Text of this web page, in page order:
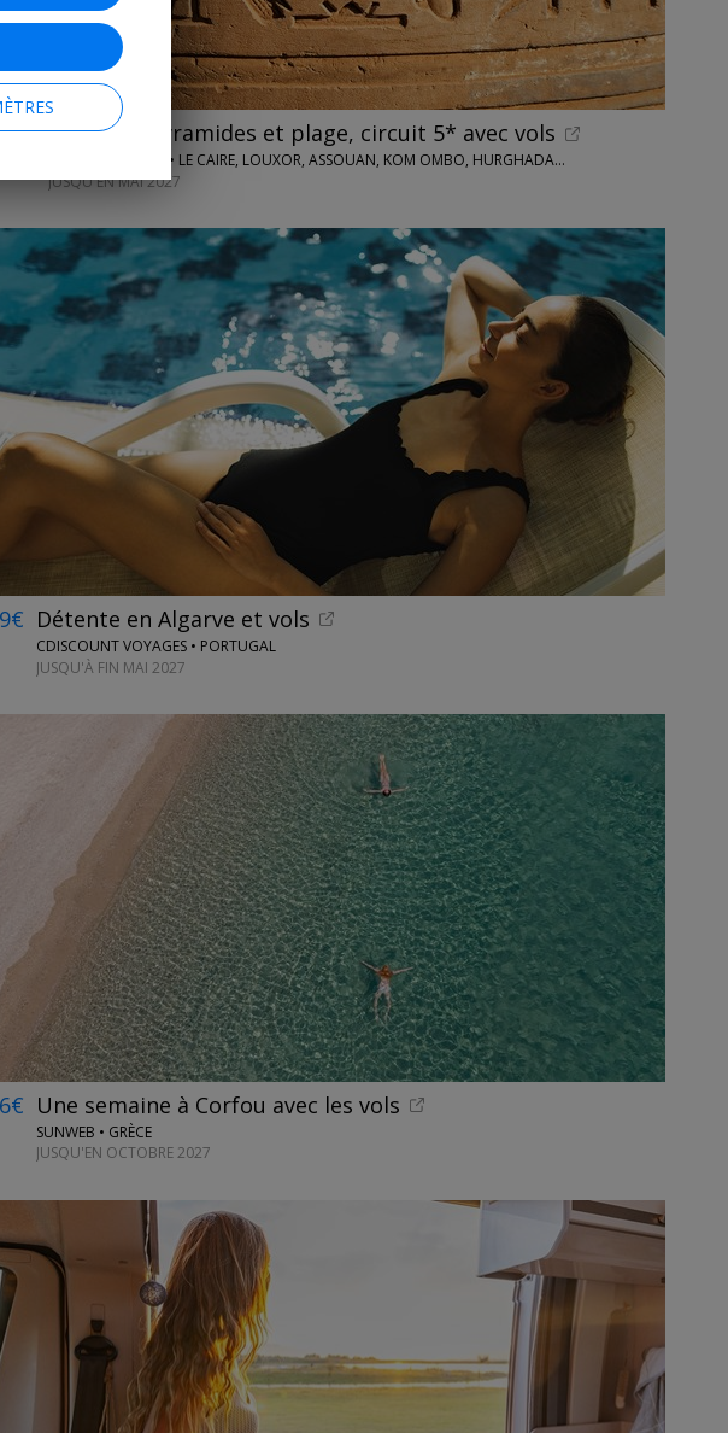
15j entre pyramides et plage, circuit 5* avec vols
PERFECT ESCAPES • LE CAIRE, LOUXOR, ASSOUAN, KOM OMBO, HURGHADA...
JUSQU'EN MAI 2027
Détente en Algarve et vols
CDISCOUNT VOYAGES • PORTUGAL
JUSQU'À FIN MAI 2027
Une semaine à Corfou avec les vols
SUNWEB • GRÈCE
JUSQU'EN OCTOBRE 2027